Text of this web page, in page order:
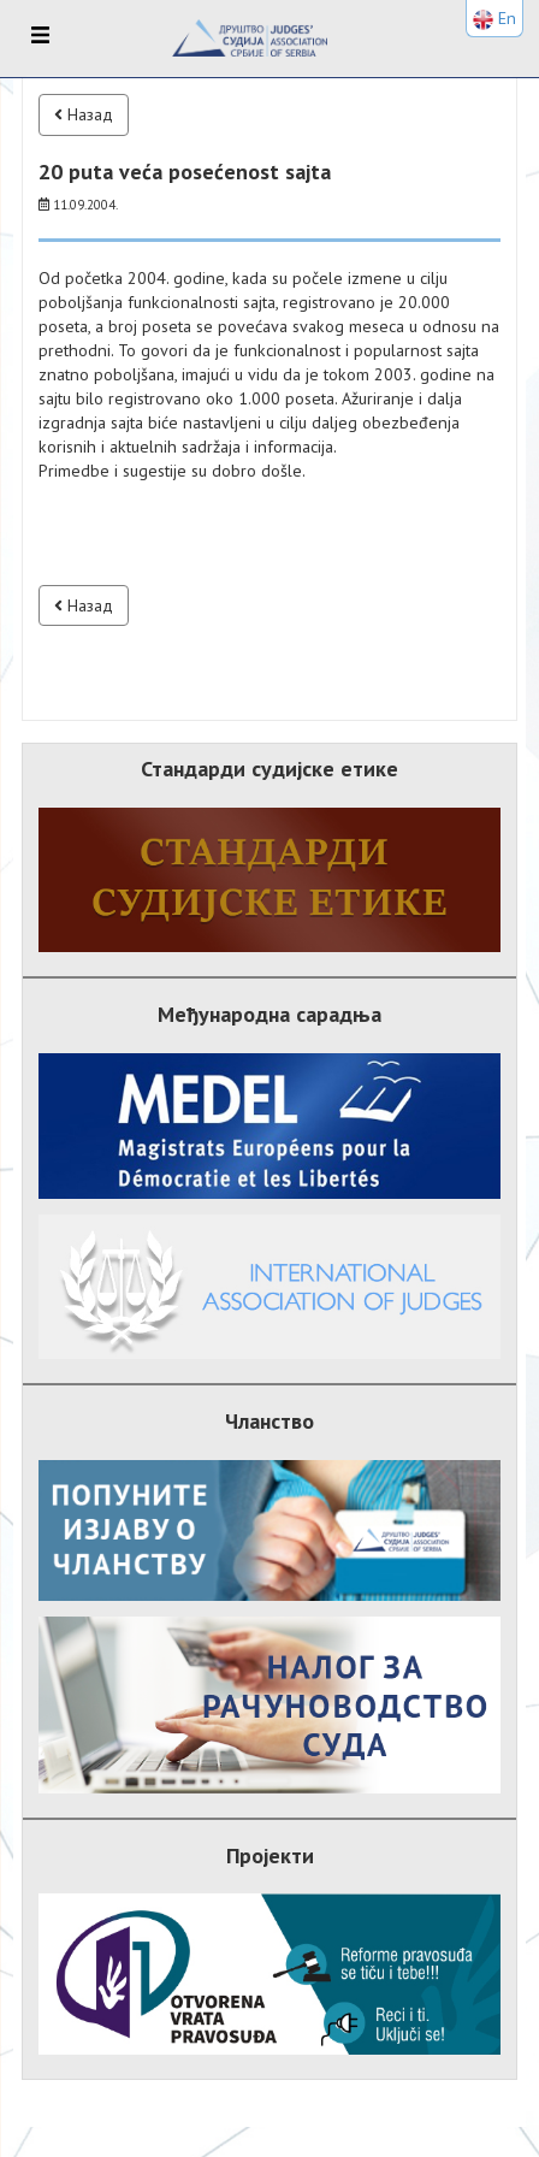
Назад
20 puta veća posećenost sajta
11.09.2004.
Od početka 2004. godine, kada su počele izmene u cilju
poboljšanja funkcionalnosti sajta, registrovano je 20.000
poseta, a broj poseta se povećava svakog meseca u odnosu na
prethodni. To govori da je funkcionalnost i popularnost sajta
znatno poboljšana, imajući u vidu da je tokom 2003. godine na
sajtu bilo registrovano oko 1.000 poseta. Ažuriranje i dalja
izgradnja sajta biće nastavljeni u cilju daljeg obezbeđenja
korisnih i aktuelnih sadržaja i informacija.
Primedbe i sugestije su dobro došle.
Назад
Стандарди судијске етике
Међународна сарадња
Чланство
Пројекти
En